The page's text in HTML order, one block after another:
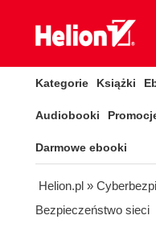
Kategorie Książki
Audiobooki
Darmowe ebooki
Helion.pl »
Bezpieczeństwo sieci